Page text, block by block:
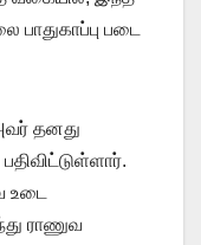
படை
தனது
உடை
ராணுவ